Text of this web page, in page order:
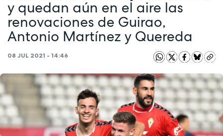
y quedan aún en el aire las
renovaciones de Guirao,
Antonio Martínez y Quereda
08 JUL 2021 - 14:46